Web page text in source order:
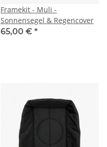
Framekit - Muli -
Sonnensegel & Regencover
65,00 € *